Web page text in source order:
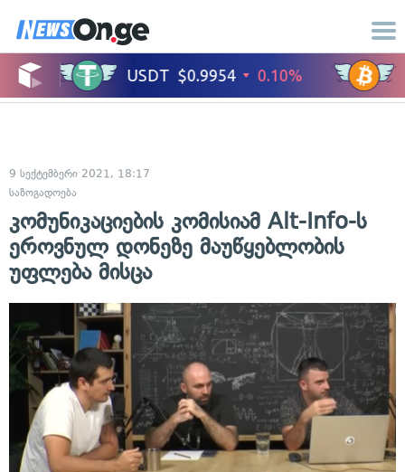
9 სექტემბერი 2021, 18:17
საზოგადოება
კომუნიკაციების კომისიამ Alt-Info-ს
ეროვნულ დონეზე მაუწყებლობის
უფლება მისცა